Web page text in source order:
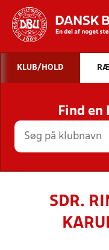
STILLINGER,
KLUB/HOLD
Find
SDR.